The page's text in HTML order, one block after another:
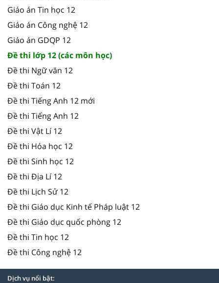
Giáo án Tin học 12
Giáo án Công nghệ 12
Giáo án GDQP 12
Đề thi lớp 12 (các môn học)
Đề thi Ngữ văn 12
Đề thi Toán 12
Đề thi Tiếng Anh 12 mới
Đề thi Tiếng Anh 12
Đề thi Vật Lí 12
Đề thi Hóa học 12
Đề thi Sinh học 12
Đề thi Địa Lí 12
Đề thi Lịch Sử 12
Đề thi Giáo dục Kinh tế Pháp luật 12
Đề thi Giáo dục quốc phòng 12
Đề thi Tin học 12
Đề thi Công nghệ 12
Dịch vụ nổi bật: